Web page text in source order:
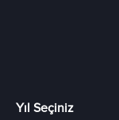
Yıl Seçiniz